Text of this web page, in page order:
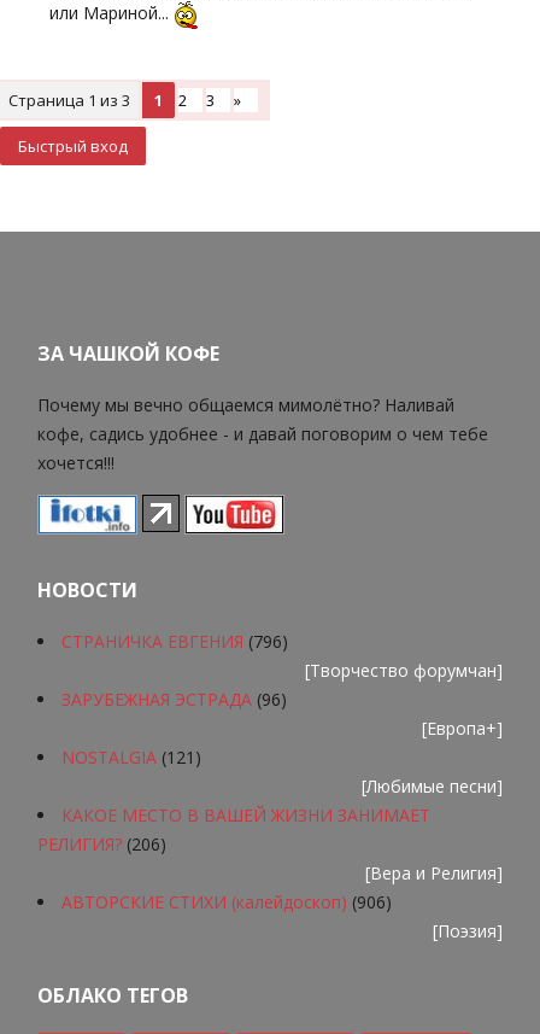
или Мариной...
Страница 1 из 3 1 2 3 »
ЗА ЧАШКОЙ КОФЕ
Почему мы вечно общаемся мимолётно? Наливай
кофе, садись удобнее - и давай поговорим о чем тебе
хочется!!!
НОВОСТИ
СТРАНИЧКА ЕВГЕНИЯ (796)
[Творчество форумчан]
ЗАРУБЕЖНАЯ ЭСТРАДА (96)
[Европа+]
NOSTALGIA (121)
[Любимые песни]
КАКОЕ МЕСТО В ВАШЕЙ ЖИЗНИ ЗАНИМАЕТ
РЕЛИГИЯ? (206)
[Вера и Религия]
АВТОРСКИЕ СТИХИ (калейдоскоп) (906)
[Поэзия]
ОБЛАКО ТЕГОВ